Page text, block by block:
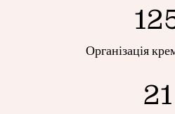
Організація
21